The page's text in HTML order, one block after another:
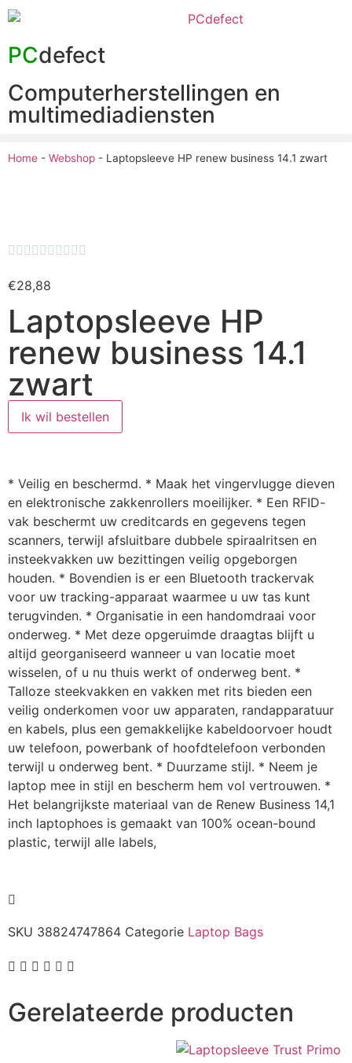
PCdefect
Computerherstellingen en
multimediadiensten
Home - Webshop - Laptopsleeve HP renew business 14.1 zwart
         
€28,88
Laptopsleeve HP
renew business 14.1
zwart
Ik wil bestellen
* Veilig en beschermd. * Maak het vingervlugge dieven
en elektronische zakkenrollers moeilijker. * Een RFID-
vak beschermt uw creditcards en gegevens tegen
scanners, terwijl afsluitbare dubbele spiraalritsen en
insteekvakken uw bezittingen veilig opgeborgen
houden. * Bovendien is er een Bluetooth trackervak
voor uw tracking-apparaat waarmee u uw tas kunt
terugvinden. * Organisatie in een handomdraai voor
onderweg. * Met deze opgeruimde draagtas blijft u
altijd georganiseerd wanneer u van locatie moet
wisselen, of u nu thuis werkt of onderweg bent. *
Talloze steekvakken en vakken met rits bieden een
veilig onderkomen voor uw apparaten, randapparatuur
en kabels, plus een gemakkelijke kabeldoorvoer houdt
uw telefoon, powerbank of hoofdtelefoon verbonden
terwijl u onderweg bent. * Duurzame stijl. * Neem je
laptop mee in stijl en bescherm hem vol vertrouwen. *
Het belangrijkste materiaal van de Renew Business 14,1
inch laptophoes is gemaakt van 100% ocean-bound
plastic, terwijl alle labels,
SKU 38824747864 Categorie Laptop Bags
Gerelateerde producten